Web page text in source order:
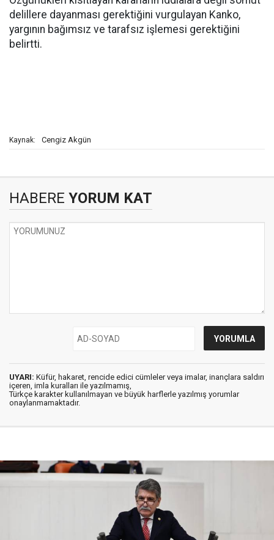
delillere dayanması gerektiğini vurgulayan Kanko,
yargının bağımsız ve tarafsız işlemesi gerektiğini
belirtti.
Kaynak: Cengiz Akgün
HABERE YORUM KAT
UYARI: Küfür, hakaret, rencide edici cümleler veya imalar, inançlara saldırı
içeren, imla kuralları ile yazılmamış,
Türkçe karakter kullanılmayan ve büyük harflerle yazılmış yorumlar
onaylanmamaktadır.